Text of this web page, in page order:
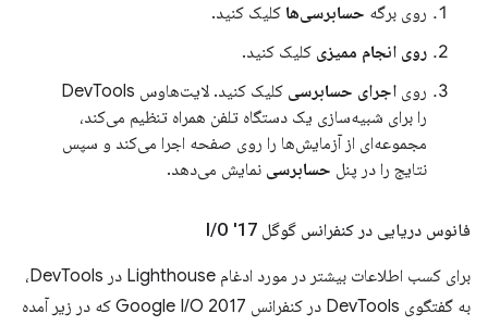
روی برگه حسابرسی‌ها کلیک کنید.
روی انجام ممیزی کلیک کنید.
روی اجرای حسابرسی
کلیک کنید. لایت‌هاوس DevTools
را برای شبیه‌سازی یک دستگاه تلفن همراه تنظیم می‌کند،
مجموعه‌ای از آزمایش‌ها را روی صفحه اجرا می‌کند و سپس
نتایج را در پنل حسابرسی نمایش می‌دهد.
فانوس دریایی در کنفرانس گوگل I /O '17
برای کسب اطلاعات بیشتر در مورد ادغام Lighthouse در DevTools،
به گفتگوی DevTools در کنفرانس Google I/O 2017 که در زیر آمده